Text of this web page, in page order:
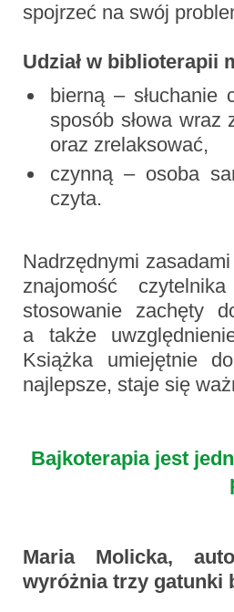
spojrzeć na swój
Udział w biblioterapii
bierną – słuchanie
sposób słowa wraz
oraz zrelaksować,
czynną – osoba
czyta.
Nadrzędnymi
znajomość
stosowanie zachęty
a także
Książka umiejętnie
najlepsze, staje się
Bajkoterapia jest
Maria Molicka,
wyróżnia trzy gatunki